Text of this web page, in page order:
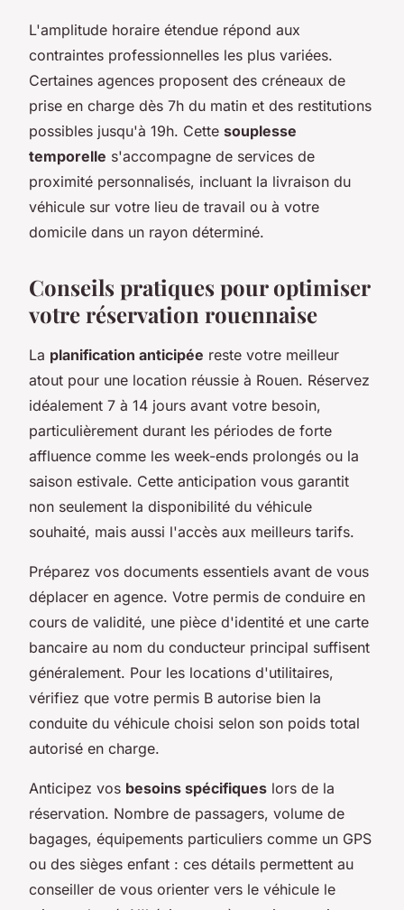
L'amplitude horaire étendue répond aux
contraintes professionnelles les plus variées.
Certaines agences proposent des créneaux de
prise en charge dès 7h du matin et des restitutions
possibles jusqu'à 19h. Cette souplesse
temporelle s'accompagne de services de
proximité personnalisés, incluant la livraison du
véhicule sur votre lieu de travail ou à votre
domicile dans un rayon déterminé.
Conseils pratiques pour optimiser
votre réservation rouennaise
La planification anticipée reste votre meilleur
atout pour une location réussie à Rouen. Réservez
idéalement 7 à 14 jours avant votre besoin,
particulièrement durant les périodes de forte
affluence comme les week-ends prolongés ou la
saison estivale. Cette anticipation vous garantit
non seulement la disponibilité du véhicule
souhaité, mais aussi l'accès aux meilleurs tarifs.
Préparez vos documents essentiels avant de vous
déplacer en agence. Votre permis de conduire en
cours de validité, une pièce d'identité et une carte
bancaire au nom du conducteur principal suffisent
généralement. Pour les locations d'utilitaires,
vérifiez que votre permis B autorise bien la
conduite du véhicule choisi selon son poids total
autorisé en charge.
Anticipez vos besoins spécifiques lors de la
réservation. Nombre de passagers, volume de
bagages, équipements particuliers comme un GPS
ou des sièges enfant : ces détails permettent au
conseiller de vous orienter vers le véhicule le